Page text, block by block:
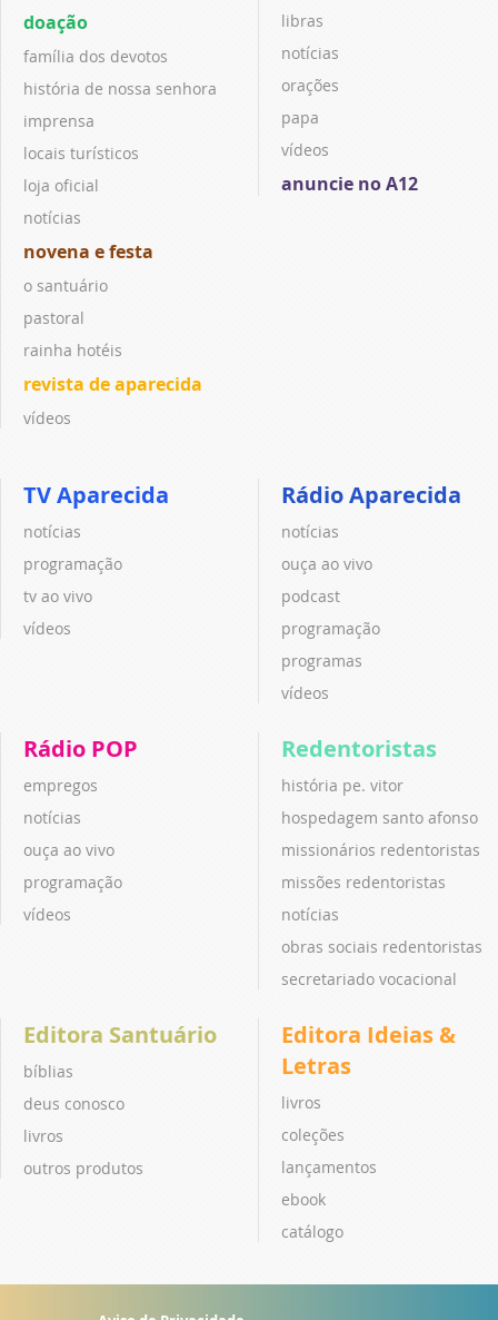
doação
família dos devotos
história de nossa senhora
imprensa
locais turísticos
loja oficial
notícias
novena e festa
o santuário
pastoral
rainha hotéis
revista de aparecida
vídeos
libras
notícias
orações
papa
vídeos
anuncie no A12
TV Aparecida
notícias
programação
tv ao vivo
vídeos
Rádio Aparecida
notícias
ouça ao vivo
podcast
programação
programas
vídeos
Rádio POP
empregos
notícias
ouça ao vivo
programação
vídeos
Redentoristas
história pe. vitor
hospedagem santo afonso
missionários redentoristas
missões redentoristas
notícias
obras sociais redentoristas
secretariado vocacional
Editora Santuário
bíblias
deus conosco
livros
outros produtos
Editora Ideias &
Letras
livros
coleções
lançamentos
ebook
catálogo